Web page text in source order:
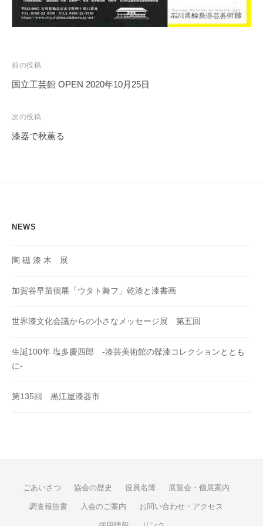
投
稿
ビ
ゲ
前の投稿
国立工芸館 OPEN 2020年10月25日
次の投稿
漆器で秋薫る
NEWS
陶 磁 漆 木 展
加賀谷早苗個展「ウタト舞フ」乾漆と漆書画
世界漆文化会議からの小さなメッセージ展 第五回
生誕100年 塩多慶四郎 -漆芸美術館の髹漆コレクションととも
に-
第135回 黒江屋漆器市
ごあいさつ 協会の歴史 役員名簿 展覧会・個展案内
調査報告書 入会のご案内 お問い合わせ・アクセス